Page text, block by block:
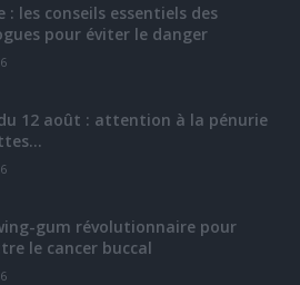
: les conseils essentiels des
pour éviter le danger
12 août : attention à la pénurie
gum révolutionnaire pour
le cancer buccal